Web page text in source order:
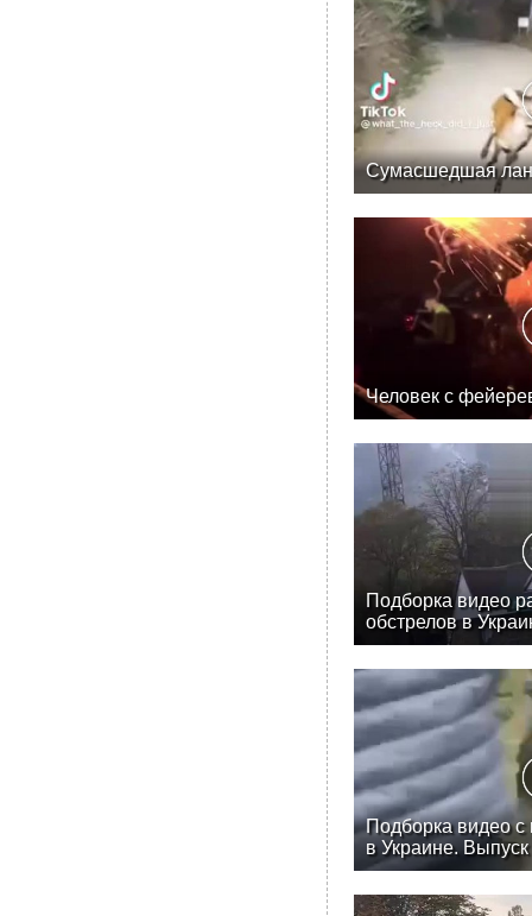
Сумасшедшая
Человек с
Подборка видео
обстрелов в
Подборка видео
в Украине.